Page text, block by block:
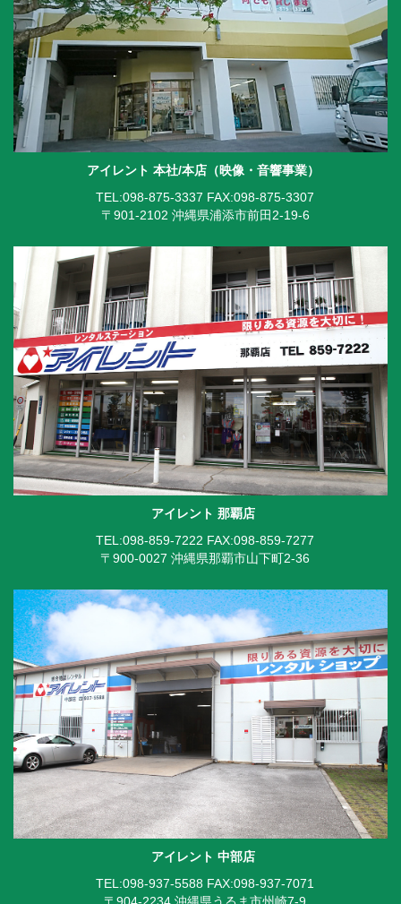
アイレント 本社/本店（映像・音響事業）
TEL:098-875-3337 FAX:098-875-3307
〒901-2102 沖縄県浦添市前田2-19-6
アイレント 那覇店
TEL:098-859-7222 FAX:098-859-7277
〒900-0027 沖縄県那覇市山下町2-36
アイレント 中部店
TEL:098-937-5588 FAX:098-937-7071
〒904-2234 沖縄県うるま市州崎7-9